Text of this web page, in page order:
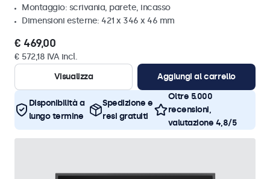
Montaggio: scrivania, parete, incasso
Dimensioni esterne: 421 x 346 x 46 mm
€ 469,00
€ 572,18 IVA incl.
Visualizza
Aggiungi al carrello
Disponibilità a
lungo termine
Spedizione e
resi gratuiti
Oltre 5.000
recensioni,
valutazione 4,8/5